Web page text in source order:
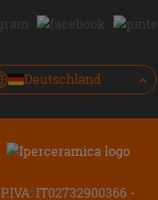
Deutschland
P.IVA: IT02732900366